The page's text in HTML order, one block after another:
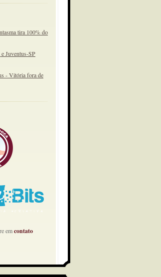
tira 100% do
Juventus-SP
- Vitória fora de
emcontato